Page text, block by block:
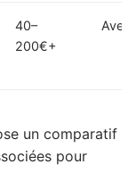
40–
200€+
un comparatif
pour